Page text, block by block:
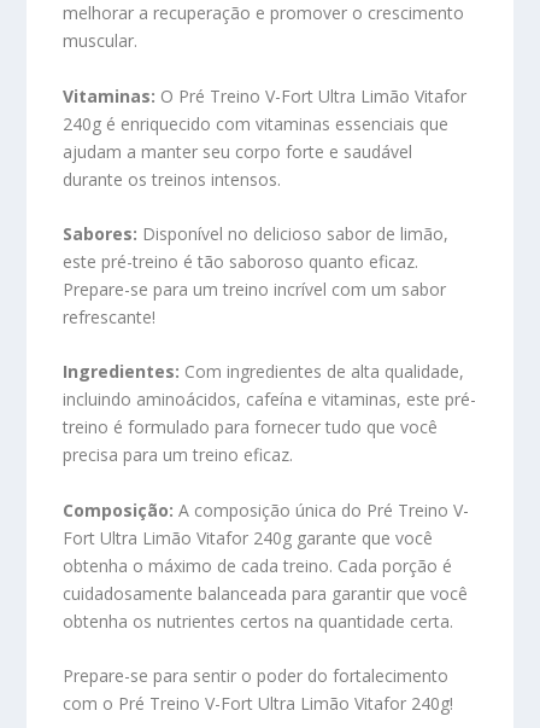
melhorar a recuperação e promover o crescimento
muscular.
Vitaminas: O Pré Treino V-Fort Ultra Limão Vitafor
240g é enriquecido com vitaminas essenciais que
ajudam a manter seu corpo forte e saudável
durante os treinos intensos.
Sabores: Disponível no delicioso sabor de limão,
este pré-treino é tão saboroso quanto eficaz.
Prepare-se para um treino incrível com um sabor
refrescante!
Ingredientes: Com ingredientes de alta qualidade,
incluindo aminoácidos, cafeína e vitaminas, este pré-
treino é formulado para fornecer tudo que você
precisa para um treino eficaz.
Composição: A composição única do Pré Treino V-
Fort Ultra Limão Vitafor 240g garante que você
obtenha o máximo de cada treino. Cada porção é
cuidadosamente balanceada para garantir que você
obtenha os nutrientes certos na quantidade certa.
Prepare-se para sentir o poder do fortalecimento
com o Pré Treino V-Fort Ultra Limão Vitafor 240g!